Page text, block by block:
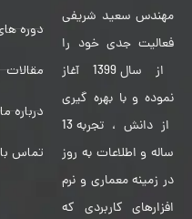
مهندس سعید شریفی
فعالیت جدی خود را
از سال 1399 آغاز
نموده و با بهره گیری
از دانش ، تجربه 13
ساله و اطلاعات به روز
در زمینه معماری و نرم
افزارهای کاربردی که
دوره
مقالات
درباره ما
تماس